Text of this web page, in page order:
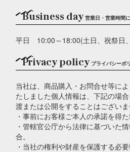
Business day営業日・営業時間
平日 10:00～18:00(土日、祝祭日
Privacy policy プライバシーポ
当社は、商品購入・お問合せ等に
たしました個人情報は、下記の場
渡または公開をすることはございま
・事前にお客様ご本人の承諾を得た
・管轄官公庁から法律に基づいた
合。
・当社の権利や財産を保護する必要